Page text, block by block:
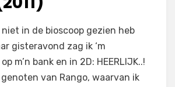
niet in de bioscoop gezien heb
gisteravond zag ik ‘m
m’n bank en in 2D: HEERLIJK..!
van Rango, waarvan ik